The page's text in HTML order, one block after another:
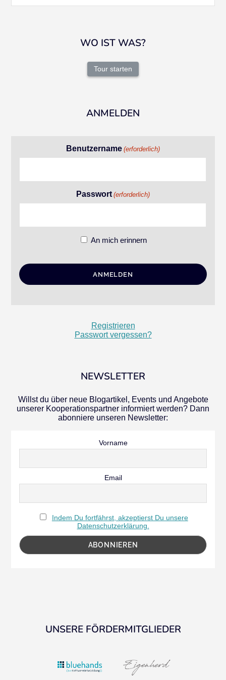
WO IST WAS?
Tour starten
ANMELDEN
Benutzername (erforderlich)
Passwort (erforderlich)
An mich erinnern
Registrieren
Passwort vergessen?
NEWSLETTER
Willst du über neue Blogartikel, Events und Angebote
unserer Kooperationspartner informiert werden? Dann
abonniere unseren Newsletter:
Vorname
Email
Indem Du fortfährst, akzeptierst Du unsere
Datenschutzerklärung.
UNSERE FÖRDERMITGLIEDER